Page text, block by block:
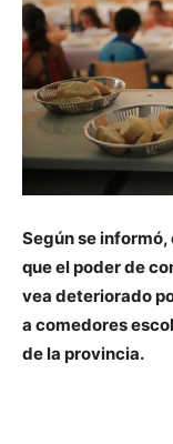
Según se
que el poder de
vea deteriorado
a comedores
de la provincia.